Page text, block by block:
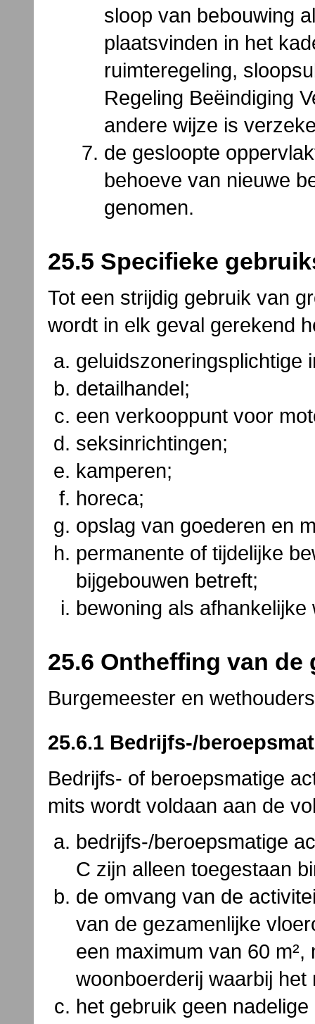
sloop van bebouwing
plaatsvinden in het
ruimteregeling,
Regeling Beëindiging
andere wijze is
de gesloopte
behoeve van nieuwe
genomen.
25.5 Specifieke
Tot een strijdig gebruik van
wordt in elk geval gerekend
geluidszoneringsplichtige
detailhandel;
een verkooppunt voor
seksinrichtingen;
kamperen;
horeca;
opslag van goederen en
permanente of tijdelijke
bijgebouwen betreft;
bewoning als afhankelijke
25.6 Ontheffing van
Burgemeester en
25.6.1 Bedrijfs-/
Bedrijfs- of beroepsmatige
mits wordt voldaan aan de
bedrijfs-/beroepsmatige
C zijn alleen toegestaan
de omvang van de
van de gezamenlijke
een maximum van 60
woonboerderij waarbij het
het gebruik geen